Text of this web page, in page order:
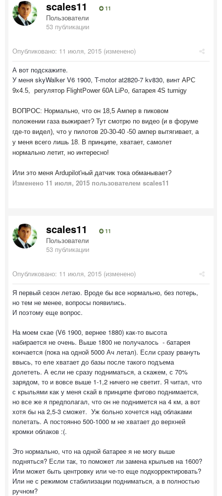
scales11 11
Пользователи
53 публикации
Опубликовано: 11 июля, 2015 (изменено)
А вот подскажите.
У меня skyWalker V6 1900, T-motor at2820-7 kv830, винт APC
9x4.5, регулятор FlightPower 60A LiPo, батарея 4S turnigy
ВОПРОС: Нормально, что он 18,5 Aмпер в пиковом
положении газа выжирает? Тут смотрю по видео (и в форуме
где-то видел), что у пилотов 20-30-40 -50 ампер вытягивает, а
у меня всего лишь 18. В принципе, хватает, самолет
нормально летит, но интересно!
Или это меня Ardupilot'ный датчик тока обманывает?
Изменено 11 июля, 2015 пользователем scales11
scales11 11
Пользователи
53 публикации
Опубликовано: 11 июля, 2015 (изменено)
Я первый сезон летаю. Вроде бы все нормально, без потерь,
но тем не менее, вопросы появились.
И поэтому еще вопрос.
На моем скае (V6 1900, вернее 1880) как-то высота
набирается не очень. Выше 1800 не получалось - батарея
кончается (пока на одной 5000 Ач летал). Если сразу рвануть
ввысь, то еле хватает до базы после такого подъема
долететь. А если не сразу подниматься, а скажем, с 70%
зарядом, то и вовсе выше 1-1,2 ничего не светит. Я читал, что
с крыльями как у меня скай в принципе фигово поднимается,
но все же я предполагал, что он не поднимется на 4 км, а вот
хотя бы на 2,5-3 сможет. Уж больно хочется над облаками
полетать. А постоянно 500-1000 м не хватает до верхней
кромки облаков :(.
Это нормально, что на одной батарее я не могу выше
подняться? Если так, то поможет ли замена крыльев на 1600?
Или может быть центровку или че-то еще подкорректировать?
Или не с режимом стабилизации подниматься, а в полностью
ручном?